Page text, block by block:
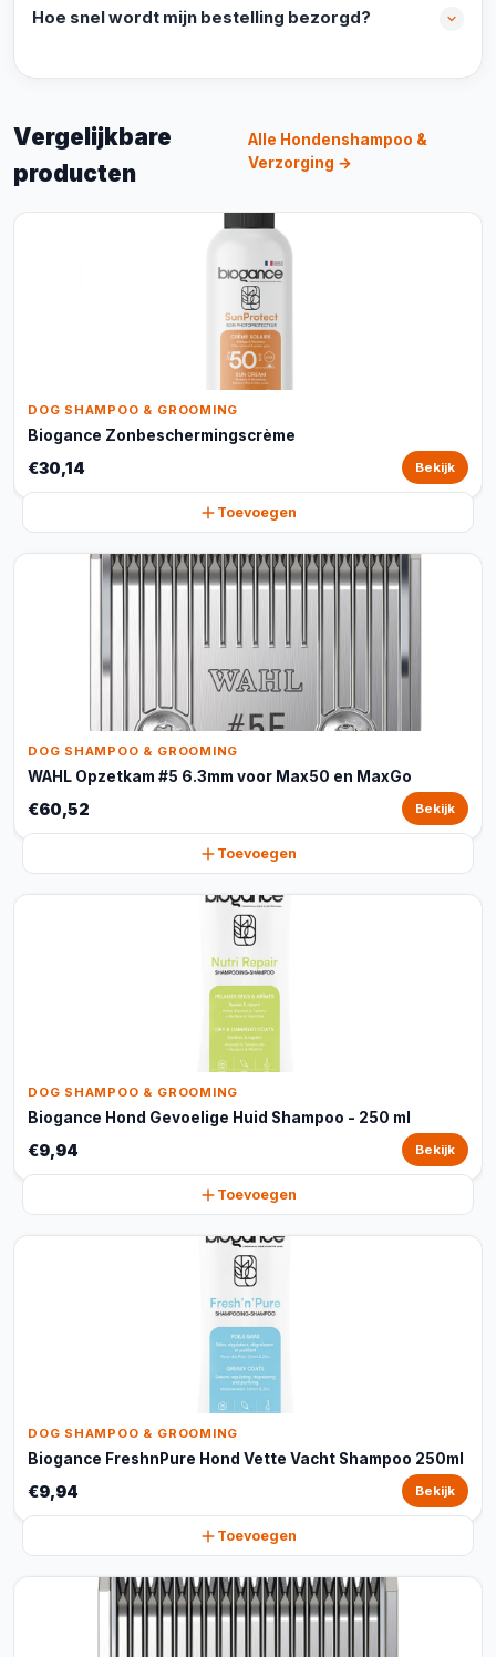
Hoe snel wordt mijn bestelling bezorgd?
Vergelijkbare
producten
Alle Hondenshampoo &
Verzorging →
DOG SHAMPOO & GROOMING
Biogance Zonbeschermingscrème
€30,14 Bekijk
Toevoegen
DOG SHAMPOO & GROOMING
WAHL Opzetkam #5 6.3mm voor Max50 en MaxGo
€60,52 Bekijk
Toevoegen
DOG SHAMPOO & GROOMING
Biogance Hond Gevoelige Huid Shampoo - 250 ml
€9,94 Bekijk
Toevoegen
DOG SHAMPOO & GROOMING
Biogance FreshnPure Hond Vette Vacht Shampoo 250ml
€9,94 Bekijk
Toevoegen